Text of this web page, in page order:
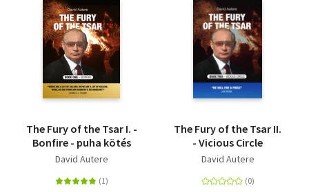
The Fury of the Tsar I. -
Bonfire - puha kötés
David Autere
The Fury of the Tsar II.
- Vicious Circle
David Autere